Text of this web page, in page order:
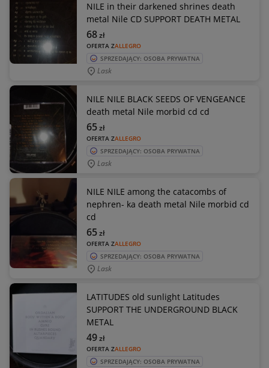
NILE in their darkened shrines death
metal Nile CD SUPPORT DEATH METAL
OFERTA ZALLEGRO
68zł
SPRZEDAJĄCY: OSOBA PRYWATNA
Lask
NILE NILE BLACK SEEDS OF VENGEANCE
death metal Nile morbid cd cd
OFERTA ZALLEGRO
65zł
SPRZEDAJĄCY: OSOBA PRYWATNA
Lask
NILE NILE among the catacombs of
nephren- ka death metal Nile morbid cd
cd
OFERTA ZALLEGRO
65zł
SPRZEDAJĄCY: OSOBA PRYWATNA
Lask
LATITUDES old sunlight Latitudes
SUPPORT THE UNDERGROUND BLACK
METAL
OFERTA ZALLEGRO
49zł
SPRZEDAJĄCY: OSOBA PRYWATNA